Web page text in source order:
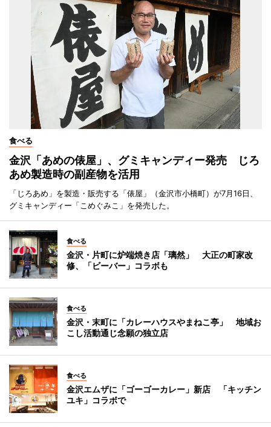
食べる
金沢「あめの俵屋」、グミキャンディー発売 じろ
あめ製造時の副産物を活用
「じろあめ」を製造・販売する「俵屋」（金沢市小橋町）が7月16日、
グミキャンディー「こめぐみこ」を発売した。
食べる
金沢・片町に炉端焼き店「璃然」 大正の町家改
修、「ビーバー」コラボも
食べる
金沢・末町に「カレーハウスやまねこ亭」 地域お
こし活動通じ念願の独立店
食べる
金沢エムザに「ゴーゴーカレー」新店 「キッチン
ユキ」コラボで